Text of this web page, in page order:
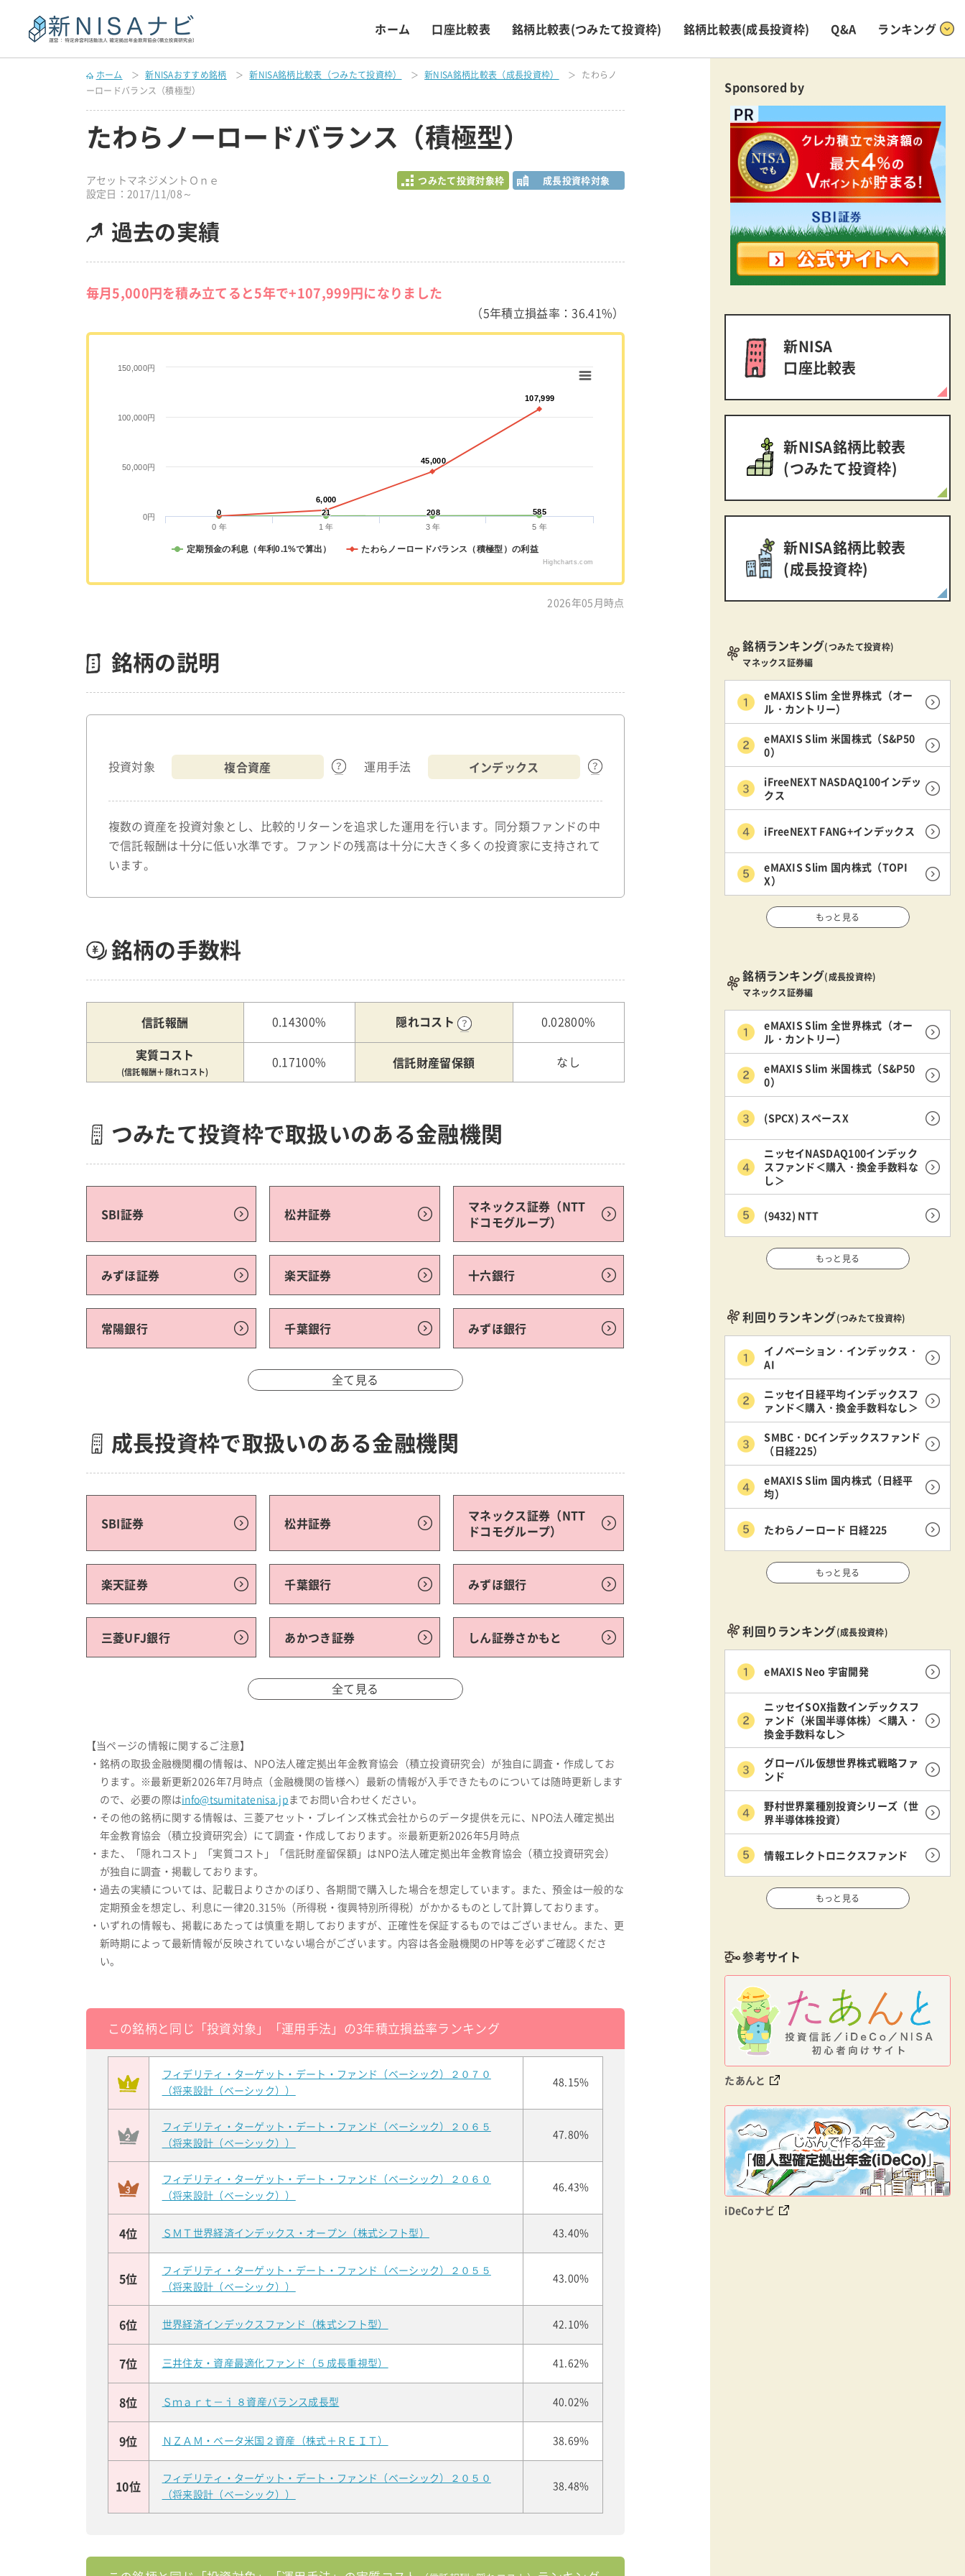
ホーム 口座比較表 銘柄比較表(つみたて投資枠) 銘柄比較表(成長投資枠) Q&A ランキング
ホーム 新NISAおすすめ銘柄 新NISA銘柄比較表（つみたて投資枠） 新NISA銘柄比較表（成長投資枠）
たわらノ
ーロードバランス（積極型）
たわらノーロードバランス（積極型）
アセットマネジメントＯｎｅ
設定日：2017/11/08～
つみたて投資対象枠 成長投資枠対象
過去の実績
毎月5,000円を積み立てると5年で+107,999円になりました
（5年積立損益率：36.41%）
0
0 21
21 208
208 585
585
6,000
6,000
45,000
45,000
107,999
107,999
定期預金の利息（年利0.1%で算出） たわらノーロードバランス（積極型）の利益
0 年 1 年 3 年 5 年
0円
50,000円
100,000円
150,000円
Highcharts.com
2026年05月時点
銘柄の説明
投資対象 複合資産 運用手法 インデックス
複数の資産を投資対象とし、比較的リターンを追求した運用を行います。同分類ファンドの中
で信託報酬は十分に低い水準です。ファンドの残高は十分に大きく多くの投資家に支持されて
います。
銘柄の手数料
信託報酬 0.14300% 隠れコスト 0.02800%
実質コスト
(信託報酬＋隠れコスト)
0.17100% 信託財産留保額 なし
つみたて投資枠で取扱いのある金融機関
SBI証券 松井証券
マネックス証券（NTT
ドコモグループ）
みずほ証券 楽天証券 十六銀行
常陽銀行 千葉銀行 みずほ銀行
全て見る
成長投資枠で取扱いのある金融機関
SBI証券 松井証券
マネックス証券（NTT
ドコモグループ）
楽天証券 千葉銀行 みずほ銀行
三菱UFJ銀行 あかつき証券 しん証券さかもと
全て見る
【当ページの情報に関するご注意】
・銘柄の取扱金融機関欄の情報は、NPO法人確定拠出年金教育協会（積立投資研究会）が独自に調査・作成してお
ります。※最新更新2026年7月時点（金融機関の皆様へ）最新の情報が入手できたものについては随時更新します
ので、必要の際はinfo@tsumitatenisa.jp までお問い合わせください。
・その他の銘柄に関する情報は、三菱アセット・ブレインズ株式会社からのデータ提供を元に、NPO法人確定拠出
年金教育協会（積立投資研究会）にて調査・作成しております。※最新更新2026年5月時点
・また、「隠れコスト」「実質コスト」「信託財産留保額」はNPO法人確定拠出年金教育協会（積立投資研究会）
が独自に調査・掲載しております。
・過去の実績については、記載日よりさかのぼり、各期間で購入した場合を想定しています。また、預金は一般的な
定期預金を想定し、利息に一律20.315%（所得税・復興特別所得税）がかかるものとして計算しております。
・いずれの情報も、掲載にあたっては慎重を期しておりますが、正確性を保証するものではございません。また、更
新時期によって最新情報が反映されていない場合がございます。内容は各金融機関のHP等を必ずご確認くださ
い。
この銘柄と同じ「投資対象」「運用手法」の3年積立損益率ランキング
フィデリティ・ターゲット・デート・ファンド（ベーシック）２０７０
（将来設計（ベーシック））
48.15%
フィデリティ・ターゲット・デート・ファンド（ベーシック）２０６５
（将来設計（ベーシック））
47.80%
フィデリティ・ターゲット・デート・ファンド（ベーシック）２０６０
（将来設計（ベーシック））
46.43%
4位 ＳＭＴ世界経済インデックス・オープン（株式シフト型） 43.40%
5位
フィデリティ・ターゲット・デート・ファンド（ベーシック）２０５５
（将来設計（ベーシック））
43.00%
6位 世界経済インデックスファンド（株式シフト型） 42.10%
7位 三井住友・資産最適化ファンド（５成長重視型） 41.62%
8位 Ｓｍａｒｔ－ｉ ８資産バランス成長型 40.02%
9位 ＮＺＡＭ・ベータ米国２資産（株式＋ＲＥＩＴ） 38.69%
10位
フィデリティ・ターゲット・デート・ファンド（ベーシック）２０５０
（将来設計（ベーシック））
38.48%
Sponsored by
新NISA
口座比較表
新NISA銘柄比較表
(つみたて投資枠)
新NISA銘柄比較表
(成長投資枠)
銘柄ランキング(つみたて投資枠)
マネックス証券編
eMAXIS Slim 全世界株式（オー
ル・カントリー）
eMAXIS Slim 米国株式（S&P50
0）
iFreeNEXT NASDAQ100インデッ
クス
iFreeNEXT FANG+インデックス
eMAXIS Slim 国内株式（TOPI
X）
もっと見る
銘柄ランキング(成長投資枠)
マネックス証券編
eMAXIS Slim 全世界株式（オー
ル・カントリー）
eMAXIS Slim 米国株式（S&P50
0）
(SPCX) スペースX
ニッセイNASDAQ100インデック
スファンド＜購入・換金手数料な
し＞
(9432) NTT
もっと見る
利回りランキング(つみたて投資枠)
イノベーション・インデックス・
AI
ニッセイ日経平均インデックスフ
ァンド＜購入・換金手数料なし＞
SMBC・DCインデックスファンド
（日経225）
eMAXIS Slim 国内株式（日経平
均）
たわらノーロード 日経225
もっと見る
利回りランキング(成長投資枠)
eMAXIS Neo 宇宙開発
ニッセイSOX指数インデックスフ
ァンド（米国半導体株）＜購入・
換金手数料なし＞
グローバル仮想世界株式戦略ファ
ンド
野村世界業種別投資シリーズ（世
界半導体株投資）
情報エレクトロニクスファンド
もっと見る
参考サイト
たあんと
iDeCoナビ